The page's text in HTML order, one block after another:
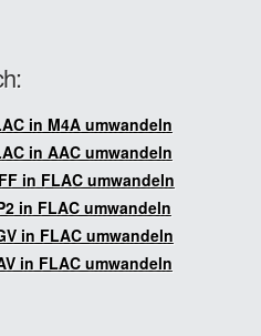
in M4A umwandeln
in AAC umwandeln
in FLAC umwandeln
in FLAC umwandeln
in FLAC umwandeln
in FLAC umwandeln